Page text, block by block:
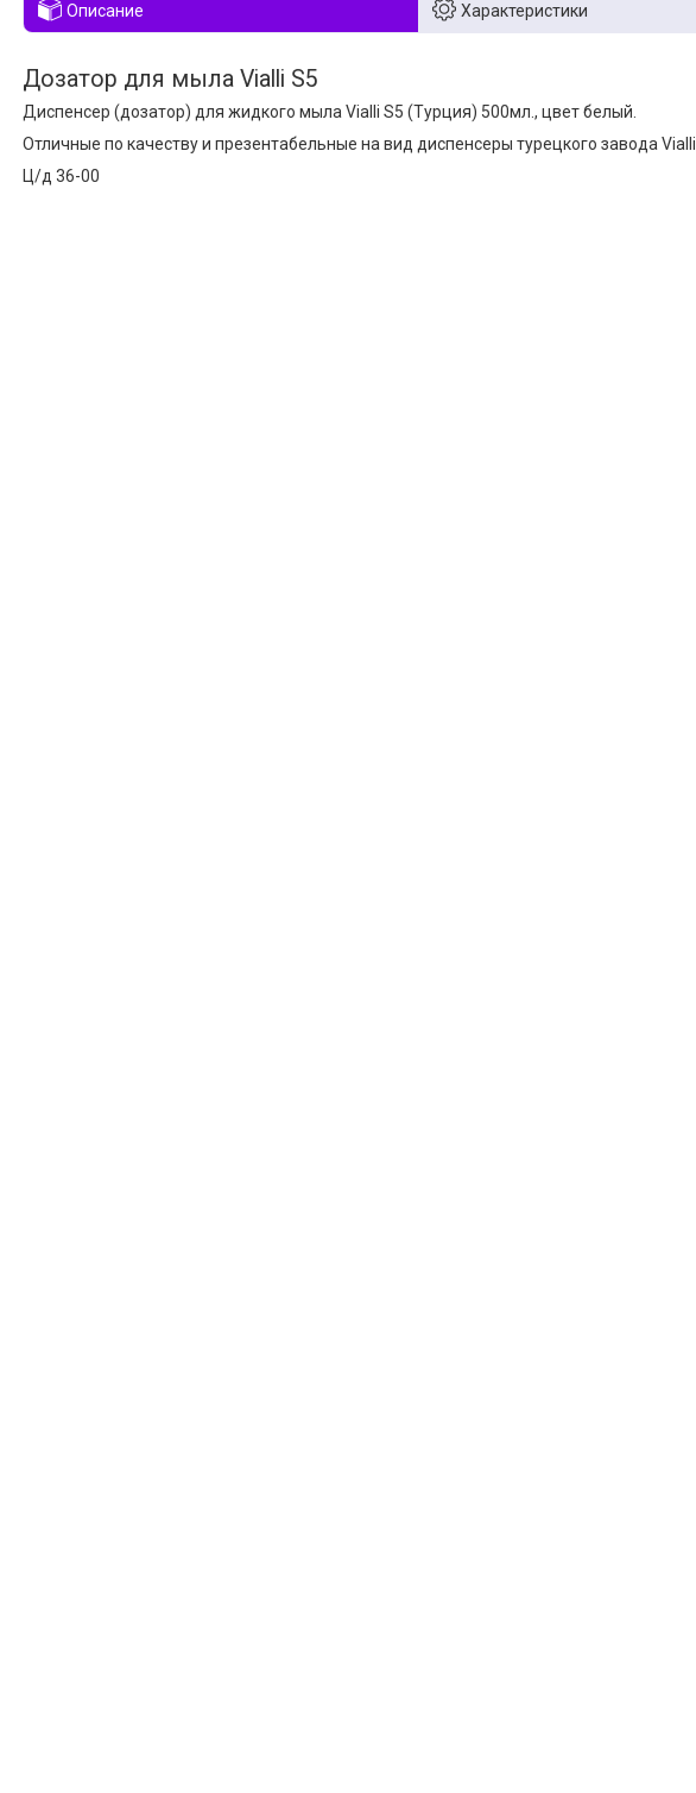
Описание Характеристики
Дозатор для мыла Vialli S5
Диспенсер (дозатор) для жидкого мыла Vialli S5 (Турция) 500мл., цвет белый.
Отличные по качеству и презентабельные на вид диспенсеры турецкого завода Vialli.
Ц/д 36-00